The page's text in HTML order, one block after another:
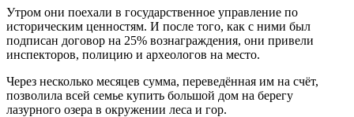
Утром они поехали в государственное управление по
историческим ценностям. И после того, как с ними был
подписан договор на 25% вознаграждения, они привели
инспекторов, полицию и археологов на место.
Через несколько месяцев сумма, переведённая им на счёт,
позволила всей семье купить большой дом на берегу
лазурного озера в окружении леса и гор.